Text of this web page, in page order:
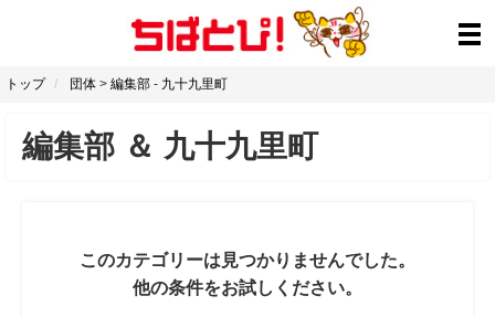
トップ 団体 > 編集部 - 九十九里町
編集部 ＆ 九十九里町
このカテゴリーは見つかりませんでした。
他の条件をお試しください。